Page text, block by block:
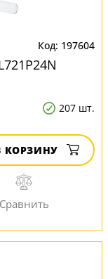
197604
207 шт.
КОРЗИНУ